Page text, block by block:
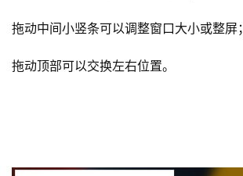
拖动中间小竖条可以调整窗口大小或整屏；
拖动顶部可以交换左右位置。